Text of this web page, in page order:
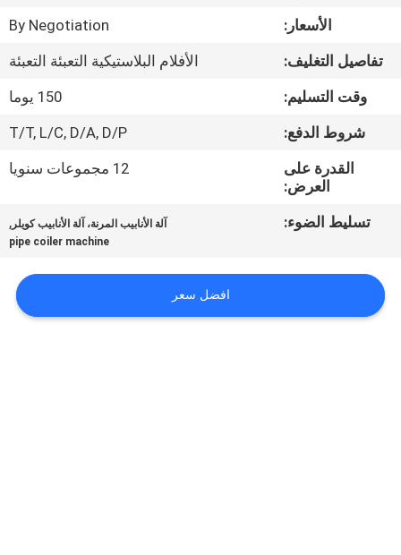
مراقبة
الجودة
اتصل
أخبار
اطلب
اقتباس
الأسعار:
By Negotiation
تفاصيل التغليف:
الأفلام البلاستيكية التعبئة التعبئة
وقت التسليم:
150 يوما
شروط الدفع:
T/T, L/C, D/A, D/P
القدرة على
العرض:
12 مجموعات سنويا
تسليط الضوء: آلة الأنابيب المرنة، آلة الأنابيب كويلر ,
pipe coiler machine
افضل سعر